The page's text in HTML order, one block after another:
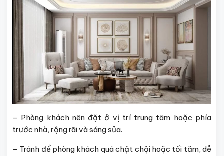
– Phòng khách nên đặt ở vị trí trung tâm hoặc phía
trước nhà, rộng rãi và sáng sủa.
– Tránh để phòng khách quá chật chội hoặc tối tăm, dễ